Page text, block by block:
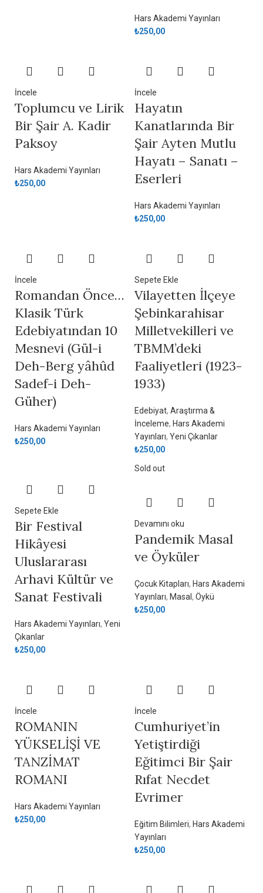
Hars Akademi Yayınları
₺250,00
İncele
Toplumcu ve Lirik
Bir Şair A. Kadir
Paksoy
Hars Akademi Yayınları
₺250,00
İncele
Hayatın
Kanatlarında Bir
Şair Ayten Mutlu
Hayatı – Sanatı –
Eserleri
Hars Akademi Yayınları
₺250,00
İncele
Romandan Önce…
Klasik Türk
Edebiyatından 10
Mesnevi (Gül-i
Deh-Berg yâhûd
Sadef-i Deh-
Güher)
Hars Akademi Yayınları
₺250,00
Sepete Ekle
Vilayetten İlçeye
Şebinkarahisar
Milletvekilleri ve
TBMM’deki
Faaliyetleri (1923-
1933)
Edebiyat, Araştırma &
İnceleme, Hars Akademi
Yayınları, Yeni Çıkanlar
₺250,00
Sepete Ekle
Bir Festival
Hikâyesi
Uluslararası
Arhavi Kültür ve
Sanat Festivali
Hars Akademi Yayınları, Yeni
Çıkanlar
₺250,00
Sold out
Devamını oku
Pandemik Masal
ve Öyküler
Çocuk Kitapları, Hars Akademi
Yayınları, Masal , Öykü
₺250,00
İncele
ROMANIN
YÜKSELİŞİ VE
TANZİMAT
ROMANI
Hars Akademi Yayınları
₺250,00
İncele
Cumhuriyet’in
Yetiştirdiği
Eğitimci Bir Şair
Rıfat Necdet
Evrimer
Eğitim Bilimleri, Hars Akademi
Yayınları
₺250,00